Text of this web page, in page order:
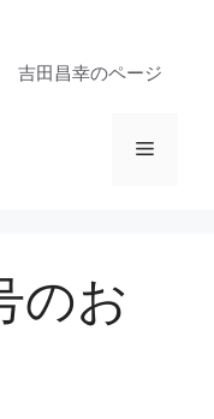
吉田昌幸のページ
メ
のお